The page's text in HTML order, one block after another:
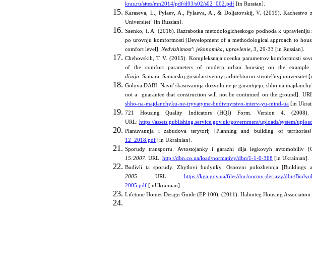
kras.ru/sites/mn2014/pdf/d03/s02/s02_002.pdf [in Russian].
Karaseva, L., Pylaev, A., Pylaeva, A., & Doljatovskij, V. (2019).
Universitet" [in Russian].
Saenko, I. A. (2016). Razrabotka metodologicheskogo podhoda k
po urovnju komfortnosti [Development of a methodological approach to
comfort level]. Nedvizhimost': jekonomika, upravlenie, 3, 29-33 [in Russian].
Chehovskih, T. V. (2015). Kompleksnaja ocenka parametrov komfortnosti
of the comfort parameters of modern urban housing on the example
dizajn. Samara: Samarskij gosudarstvennyj arhitekturno-stroitel'nyj universitet
Golova DABI: Navit' skasuvannja dozvolu ne je garantijeju, shho na
not a guarantee that construction will not be continued on the ground].
shho-na-majdanchyku-ne-tryvatyme-budivnytstvo-interv-yu-mind-ua [in
721 Housing Quality Indicators (HQI) Form. Version 4. (2008).
URL: https://assets.publishing.service.gov.uk/government/uploads/system/
Planuvannja i zabudova terytorij [Planning and building of
12_2018.pdf [in Ukrainian].
Sporudy transportu. Avtostojanky i garazhi dlja legkovyh avtomobiliv
15:2007. URL: http://dbn.co.ua/load/normativy/dbn/1-1-0-368 [in Ukrainian].
Budivli ta sporudy. Zhytlovi budynky. Osnovni polozhennja [Buildings
2005.
URL: https://kga.gov.ua/files/doc/normy-derjavy/dbn/
2005.pdf [inUkrainian].
Lifetime Homes Design Guide (EP 100). (2011). Habinteg Housing